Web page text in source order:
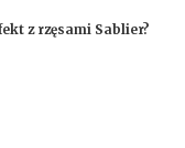
z rzęsami Sablier?